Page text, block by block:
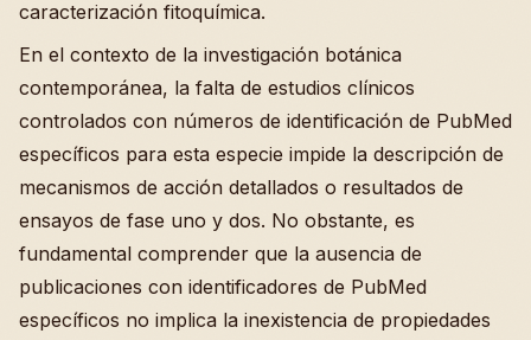
caracterización fitoquímica.
En el contexto de la investigación botánica
contemporánea, la falta de estudios clínicos
controlados con números de identificación de PubMed
específicos para esta especie impide la descripción de
mecanismos de acción detallados o resultados de
ensayos de fase uno y dos. No obstante, es
fundamental comprender que la ausencia de
publicaciones con identificadores de PubMed
específicos no implica la inexistencia de propiedades